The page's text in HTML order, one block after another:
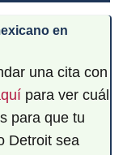
en
una cita con
para ver cuál
para que tu
Detroit sea